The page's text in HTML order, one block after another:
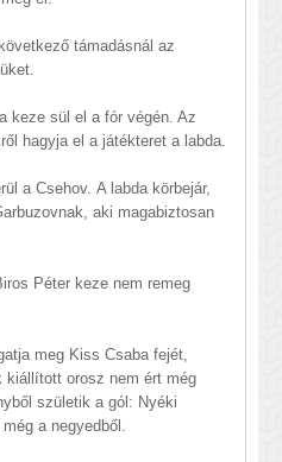
támadásnál az
keze sül el a fór végén. Az
hagyja el a játékteret a labda.
a Csehov. A labda körbejár,
aki magabiztosan
Péter keze nem remeg
meg Kiss Csaba fejét,
kiállított orosz nem ért még
születik a gól: Nyéki
a negyedből.